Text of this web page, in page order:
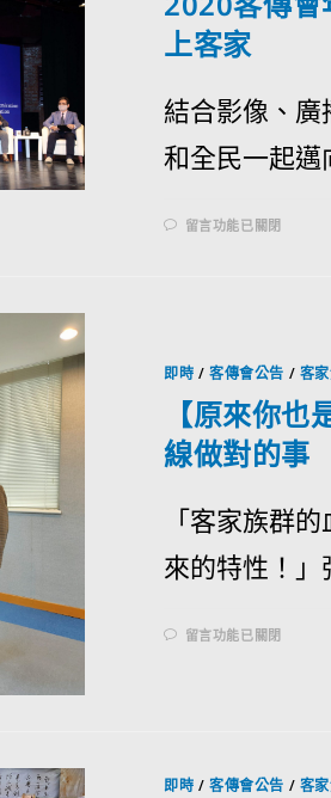
上客家
結合影像、
和全民一起邁
留言功能已關閉
即時 /客傳會公告 / 客
【原來你
線做對的事
「客家族群
來的特性！
留言功能已關閉
即時 /客傳會公告 / 客